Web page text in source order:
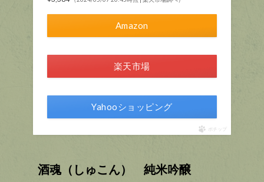
Amazon
楽天市場
Yahooショッピング
ポチップ
酒魂（しゅこん） 純米吟醸